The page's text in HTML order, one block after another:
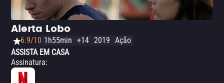
Alerta Lobo
6.9/10 1h55min +14 2019 Ação
ASSISTA EM CASA
Assinatura: